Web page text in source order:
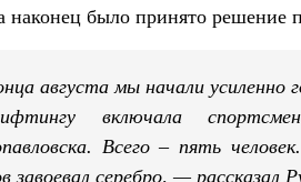
наконец было принято решение
августа мы начали усиленно
включала
Всего – пять
завоевал серебро, — рассказал